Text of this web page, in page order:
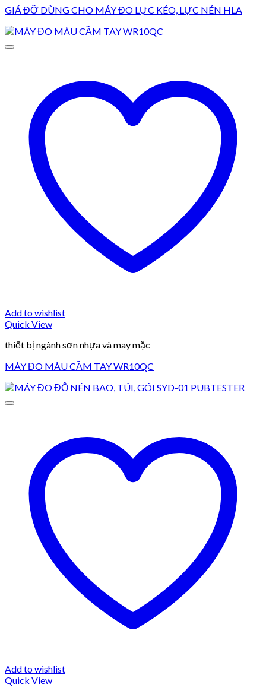
GIÁ ĐỠ DÙNG CHO MÁY ĐO LỰC KÉO, LỰC NÉN HLA
Add to wishlist
Quick View
thiết bị ngành sơn nhựa và may mặc
MÁY ĐO MÀU CẦM TAY WR10QC
Add to wishlist
Quick View